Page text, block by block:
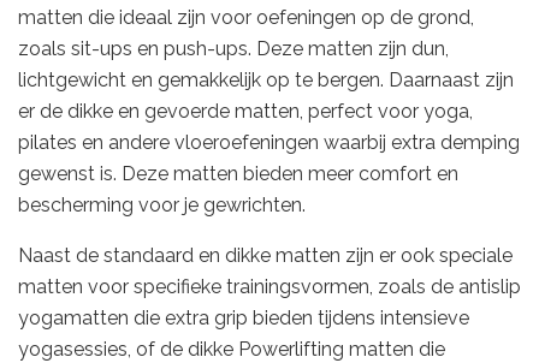
matten die ideaal zijn voor oefeningen op de grond,
zoals sit-ups en push-ups. Deze matten zijn dun,
lichtgewicht en gemakkelijk op te bergen. Daarnaast zijn
er de dikke en gevoerde matten, perfect voor yoga,
pilates en andere vloeroefeningen waarbij extra demping
gewenst is. Deze matten bieden meer comfort en
bescherming voor je gewrichten.
Naast de standaard en dikke matten zijn er ook speciale
matten voor specifieke trainingsvormen, zoals de antislip
yogamatten die extra grip bieden tijdens intensieve
yogasessies, of de dikke Powerlifting matten die